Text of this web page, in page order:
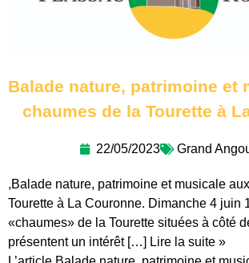
Balade nature, patrimoine et
chaumes de la Tourette à
22/05/2023 Grand
,Balade nature, patrimoine et musicale
Tourette à La Couronne. Dimanche 4 juin
«chaumes» de la Tourette situées à côté
présentent un intérêt […] Lire la suite »